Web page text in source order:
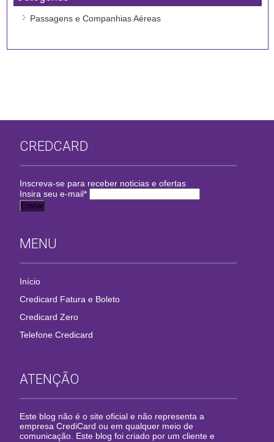
Passagens e Companhias Aéreas
CREDCARD
Inscreva-se para receber noticias e ofertas
Insira seu e-mail*
MENU
Início
Credicard Fatura e Boleto
Credicard Zero
Telefone Credicard
ATENÇÃO
Este blog não é o site oficial e não representa a
empresa CrediCard ou em qualquer meio de
comunicação. Este blog foi criado por um cliente e